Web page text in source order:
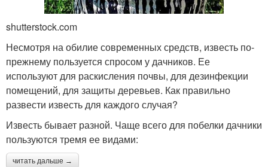
shutterstock.com
Несмотря на обилие современных средств, известь по-
прежнему пользуется спросом у дачников. Ее
используют для раскисления почвы, для дезинфекции
помещений, для защиты деревьев. Как правильно
развести известь для каждого случая?
Известь бывает разной. Чаще всего для побелки дачники
пользуются тремя ее видами:
читать дальше →